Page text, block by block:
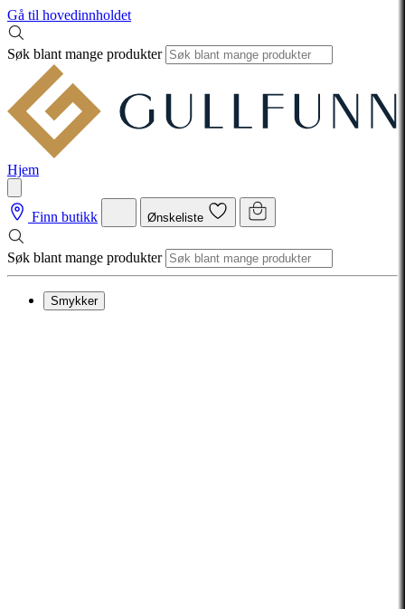
Gå til hovedinnholdet
Søk blant mange produkter
Hjem
Finn butikk Ønskeliste
Søk blant mange produkter
Smykker